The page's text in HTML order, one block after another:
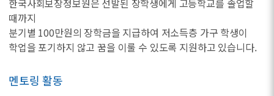
한국사회보장정보원은 선발된 장학생에게 고등학교를 졸업할
때까지
분기별 100만원의 장학금을 지급하여 저소득층 가구 학생이
학업을 포기하지 않고 꿈을 이룰 수 있도록 지원하고 있습니다.
멘토링 활동